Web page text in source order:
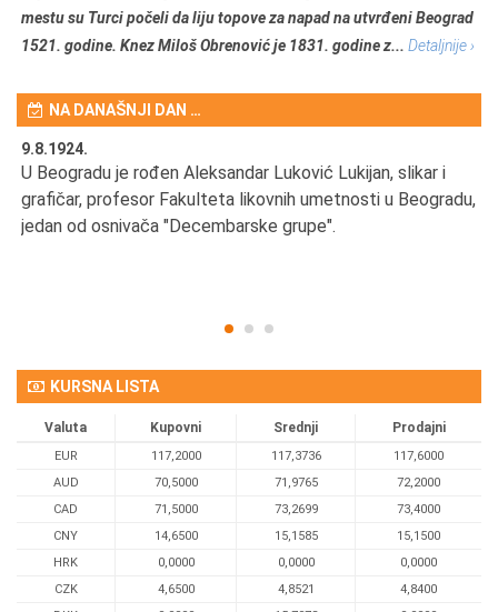
mestu su Turci počeli da liju topove za napad na utvrđeni Beograd
1521. godine. Knez Miloš Obrenović je 1831. godine z... Detaljnije ›
NA DANAŠNJI DAN …
9.8.1924.
U Beogradu je rođen Aleksandar Luković Lukijan, slikar i
grafičar, profesor Fakulteta likovnih umetnosti u Beogradu,
jedan od osnivača "Decembarske grupe".
KURSNA LISTA
Valuta Kupovni Srednji Prodajni
EUR 117,2000 117,3736
117,6000
AUD
70,5000 71,9765
72,2000
CAD
71,5000 73,2699
73,4000
CNY
14,6500 15,1585
15,1500
HRK
0,0000 0,0000
0,0000
CZK
4,6500 4,8521
4,8400